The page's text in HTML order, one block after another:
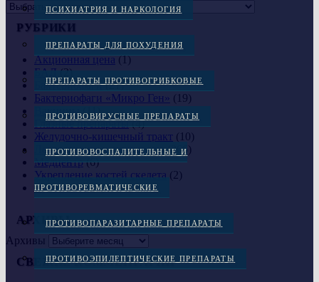
ПСИХИАТРИЯ И НАРКОЛОГИЯ
ПРЕПАРАТЫ ДЛЯ ПОХУДЕНИЯ
ПРЕПАРАТЫ ПРОТИВОГРИБКОВЫЕ
ПРОТИВОВИРУСНЫЕ ПРЕПАРАТЫ
ПРОТИВОВОСПАЛИТЕЛЬНЫЕ И
ПРОТИВОРЕВМАТИЧЕСКИЕ
ПРОТИВОПАРАЗИТАРНЫЕ ПРЕПАРАТЫ
ПРОТИВОЭПИЛЕПТИЧЕСКИЕ ПРЕПАРАТЫ
РУБРИКИ
Акционная цена(1)
БАД (2)
Бактериофаги(21)
Бактериофаги «Микро Ген» (19)
Вакцины(11)
Глазные препараты(4)
Желудочно-кишечный тракт (10)
Лекарственные препараты(266)
Медцентр(6)
Укрепление костей скелета (2)
Эубиотики(4)
АРХИВЫ
Архивы
СВЕЖИЕ КОММЕНТАРИИ